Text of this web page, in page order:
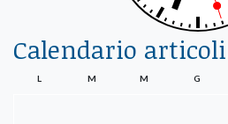
Calendario articoli
L M M G